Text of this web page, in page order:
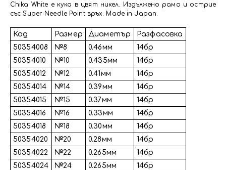
Chika White е кука в цвят никел. Издължено рамо и острие
със Super Needle Point връх. Made in Japan.
Код Размер Диаметър
Разфасовка
50354008
№8 0.46мм
14бр
50354010
№10 0.435мм
14бр
50354012
№12 0.41мм
14бр
50354014
№14 0.39мм
14бр
50354015
№15 0.37мм
14бр
50354016
№16 0.33мм
14бр
50354018
№18 0.30мм
14бр
50354020
№20 0.28мм
14бр
50354022
№22 0.265мм
14бр
50354024
№24 0.265мм
14бр